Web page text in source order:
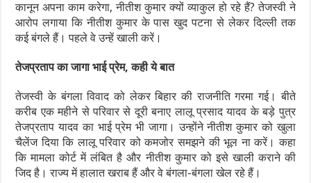
कानून अपना काम करेगा, नीतीश कुमार क्यों व्याकुल हो रहे हैं? तेजस्वी ने
आरोप लगाया कि नीतीश कुमार के पास खुद पटना से लेकर दिल्‍ली तक
कई बंगले हैं। पहले वे उन्‍हें खाली करें।
तेजप्रताप का जागा भाई प्रेम, कही ये बात
तेजस्‍वी के बंगला विवाद को लेकर बिहार की राजनीति गरमा गई। बीते
करीब एक महीने से परिवार से दूरी बनाए लालू प्रसाद यादव के बड़े पुत्र
तेजप्रताप यादव का भाई प्रेम भी जागा। उन्‍होंने नीतीश कुमार को खुला
चैलेंज दिया कि लालू परिवार को कमजोर समझने की भूल ना करें। कहा
कि मामला कोर्ट में लंबित‍ है और नीतीश कुमार को इसे खाली कराने की
जिद है। राज्‍य में हालात खराब हैं और वे बंगला-बंगला खेल रहे हैं।